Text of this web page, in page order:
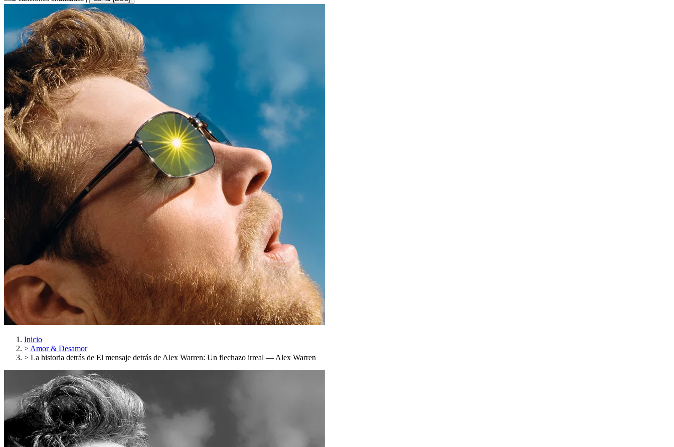
Inicio
> Amor & Desamor
> La historia detrás de El mensaje detrás de Alex Warren: Un flechazo irreal — Alex Warren